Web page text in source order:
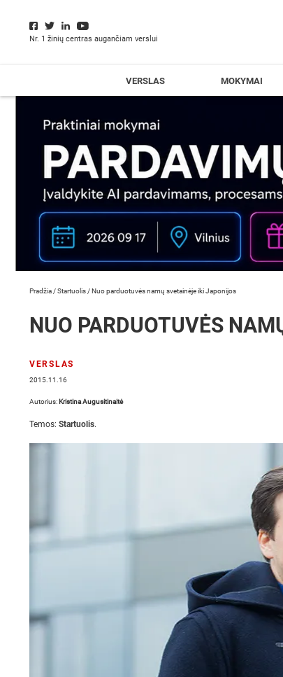
Nr. 1 žinių centras augančiam verslui
VERSLAS MOKYMAI
Pradžia /Startuolis /Nuo parduotuvės namų svetainėje iki Japonijos
NUO PARDUOTUVĖS
VERSLAS
2015.11.16
Autorius: Kristina Augusitinaitė
Temos: Startuolis.